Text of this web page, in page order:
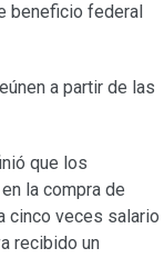
beneficio federal
a partir de las
que los
la compra de
cinco veces salario
recibido un